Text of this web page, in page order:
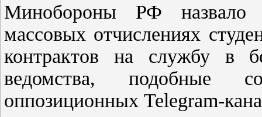
Минобороны РФ
массовых отчислениях
контрактов на службу в
ведомства, подобные
оппозиционных Telegram-